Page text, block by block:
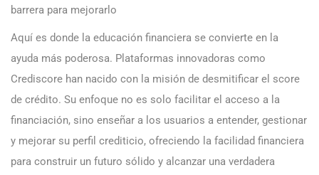
barrera para mejorarlo
Aquí es donde la educación financiera se convierte en la
ayuda más poderosa. Plataformas innovadoras como
Crediscore han nacido con la misión de desmitificar el score
de crédito. Su enfoque no es solo facilitar el acceso a la
financiación, sino enseñar a los usuarios a entender, gestionar
y mejorar su perfil crediticio, ofreciendo la facilidad financiera
para construir un futuro sólido y alcanzar una verdadera